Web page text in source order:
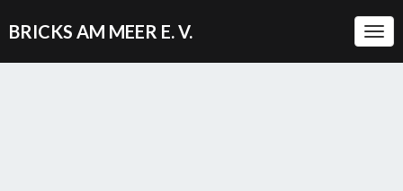
BRICKS AM MEER E. V.